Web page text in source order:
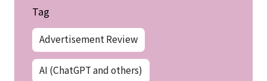
Tag
Advertisement Review
AI (ChatGPT and others)